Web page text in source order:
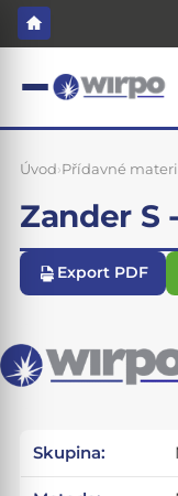
Úvod›Přídavné
Zander S
Export PDF
Skupina: